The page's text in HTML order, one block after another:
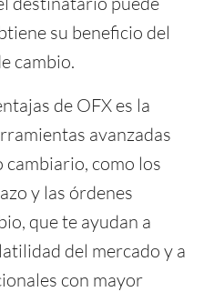
su beneficio del
cambio.
de OFX es la
avanzadas
cambiario, como los
y las órdenes
que te ayudan a
del mercado y a
con mayor